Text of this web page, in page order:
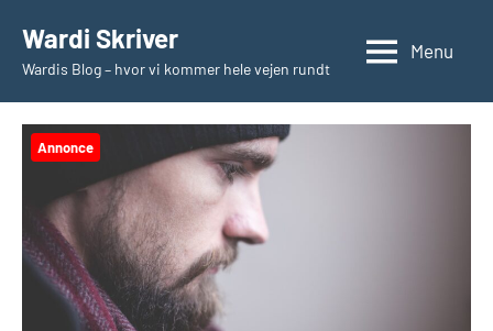
indhold
Wardi Skriver
Wardis Blog – hvor vi kommer hele vejen rundt
Menu
Annonce